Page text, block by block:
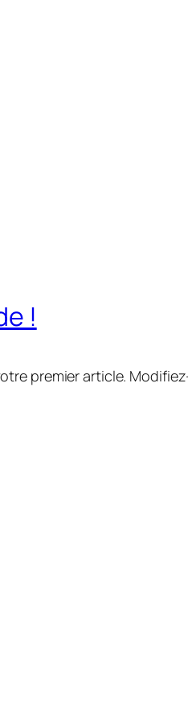
!
premier article.